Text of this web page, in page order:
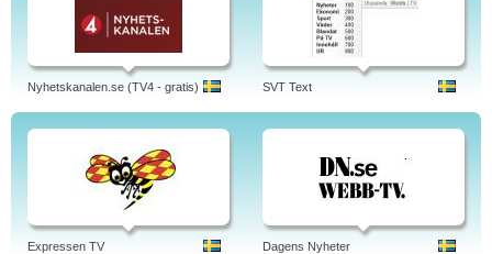
Nyhetskanalen.se (TV4 - gratis) SVT Text
Expressen TV Dagens Nyheter